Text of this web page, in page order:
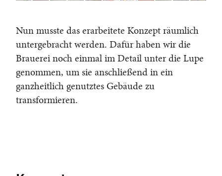
Nun musste das erarbeitete Konzept räumlich
untergebracht werden. Dafür haben wir die
Brauerei noch einmal im Detail unter die Lupe
genommen, um sie anschließend in ein
ganzheitlich genutztes Gebäude zu
transformieren.